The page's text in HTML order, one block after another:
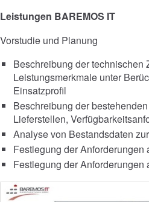
Leistungen BAREMOS IT
Vorstudie und Planung
Beschreibung der technischen
Leistungsmerkmale unter
Einsatzprofil
Beschreibung der
Lieferstellen,
Analyse von Bestandsdaten
Festlegung der Anforderungen
Festlegung der Anforderungen